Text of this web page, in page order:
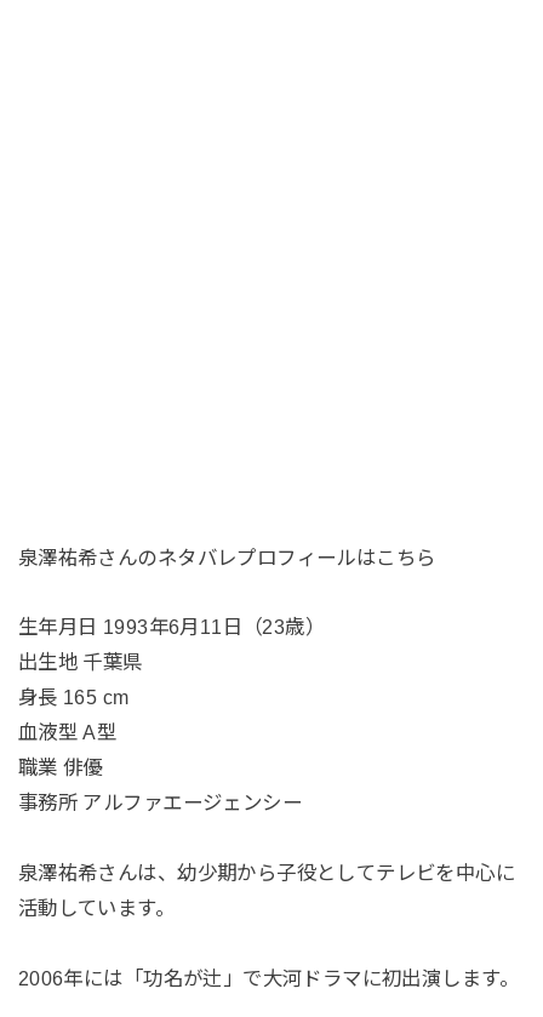
泉澤祐希さんのネタバレプロフィールはこちら
生年月日 1993年6月11日（23歳）
出生地 千葉県
身長 165 cm
血液型 A型
職業 俳優
事務所 アルファエージェンシー
泉澤祐希さんは、幼少期から子役としてテレビを中心に
活動しています。
2006年には「功名が辻」で大河ドラマに初出演します。